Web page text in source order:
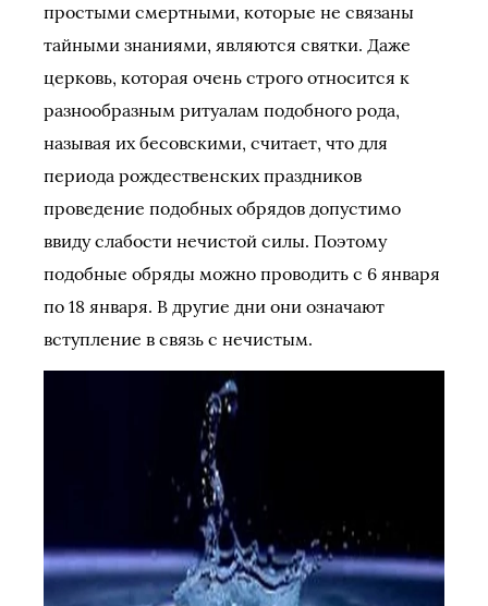
простыми смертными, которые не связаны
тайными знаниями, являются святки. Даже
церковь, которая очень строго относится к
разнообразным ритуалам подобного рода,
называя их бесовскими, считает, что для
периода рождественских праздников
проведение подобных обрядов допустимо
ввиду слабости нечистой силы. Поэтому
подобные обряды можно проводить с 6 января
по 18 января. В другие дни они означают
вступление в связь с нечистым.